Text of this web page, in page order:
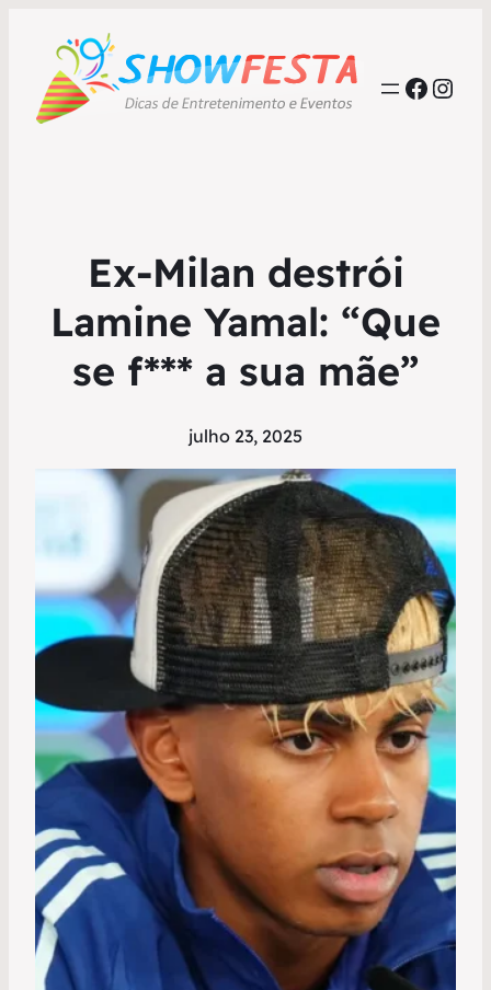
Ex-Milan destrói
Lamine Yamal: “Que
se f*** a sua mãe”
julho 23, 2025